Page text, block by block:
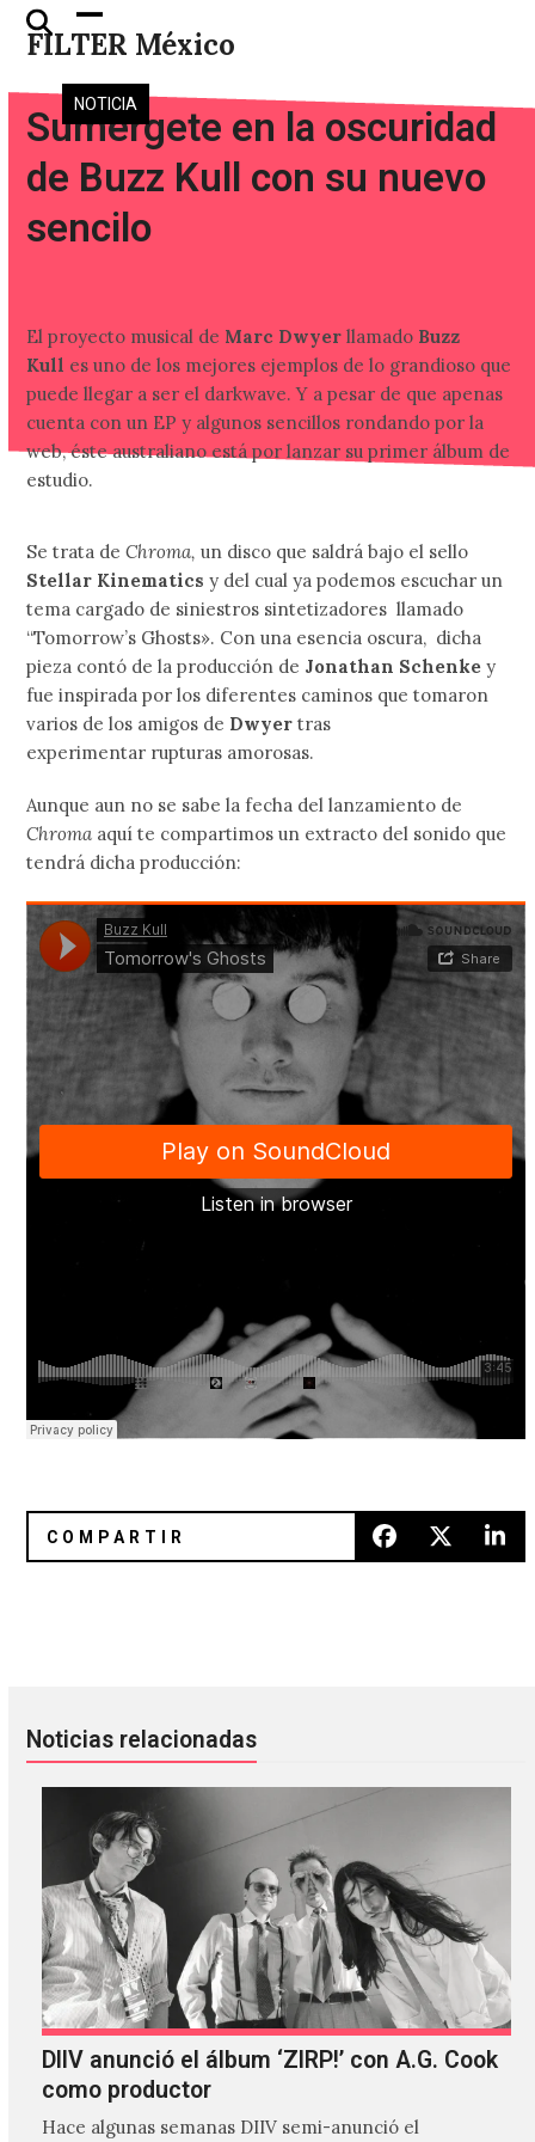
Skip
FILTER México
Open
mobile
menu
Close
mobile
menu
NOTICIA
Sumérgete en la oscuridad
de Buzz Kull con su nuevo
sencilo
El proyecto musical de Marc Dwyerllamado Buzz
Kull es uno de los mejores ejemplos de lo grandioso que
puede llegar a ser el darkwave. Y a pesar de que apenas
cuenta con un EP y algunos sencillos rondando por la
web, éste australiano está por lanzar su primer álbum de
estudio.
Se trata deChroma,un disco que saldrá bajo el sello
Stellar Kinematicsy del cual ya podemos escuchar un
tema cargado de siniestros sintetizadores llamado
“Tomorrow’s Ghosts». Con una esencia oscura, dicha
pieza contó de la producción de Jonathan Schenke y
fue inspirada por los diferentes caminos que tomaron
varios de los amigos de Dwyer tras
experimentar rupturas amorosas.
Aunque aun no se sabe la fecha del lanzamiento de
Chroma aquí te compartimos un extracto del sonido que
tendrá dicha producción:
Noticias relacionadas
DIIV anunció el álbum ‘ZIRP!’ con A.G. Cook
como productor
Hace algunas semanas DIIV semi-anunció el